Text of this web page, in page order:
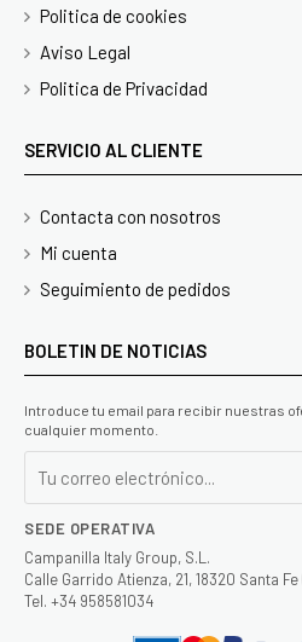
Politica de cookies
Aviso Legal
Politica de Privacidad
SERVICIO AL CLIENTE
Contacta con nosotros
Mi cuenta
Seguimiento de pedidos
BOLETIN DE NOTICIAS
Introduce tu email para recibir nuestras
cualquier momento.
SEDE OPERATIVA
Campanilla Italy Group, S.L.
Calle Garrido Atienza, 21, 18320 Santa
Tel. +34 958581034